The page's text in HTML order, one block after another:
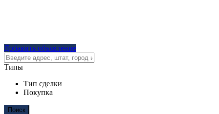
Добавить объявление
Типы
Тип сделки
Покупка